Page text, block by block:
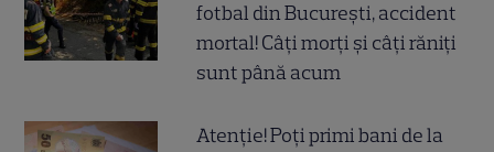
fotbal din București, accident
mortal! Câți morți și câți răniți
sunt până acum
Atenție! Poți primi bani de la